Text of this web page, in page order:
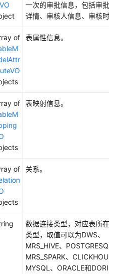
一次的审批信息，包括审批
详情、审核人信息、审核时
of
表属性信息。
of
表映射信息。
of
关系。
数据连接类型，对应表所在
类型，取值可以为DWS、
MRS_HIVE、POSTGRESQL
MRS_SPARK、
MYSQL、ORACLE和DORIS